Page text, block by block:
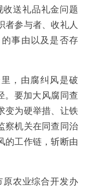
收送礼品礼金问题
者参与者、收礼人
事由以及是否存
，由腐纠风是破
。要加大风腐同查
变为硬举措、让铁
察机关在同查同治
的工作链，斩断由
农业综合开发办